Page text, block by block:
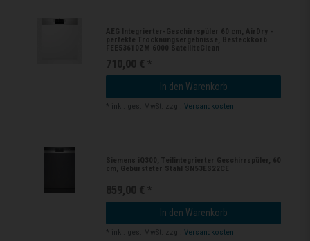
AEG Integrierter-Geschirrspüler 60 cm, AirDry -
perfekte Trocknungsergebnisse, Besteckkorb
FEE53610ZM 6000 SatelliteClean
710,00 € *
In den Warenkorb
* inkl. ges. MwSt. zzgl.Versandkosten
Siemens iQ300, Teilintegrierter Geschirrspüler, 60
cm, Gebürsteter Stahl SN53ES22CE
859,00 € *
In den Warenkorb
* inkl. ges. MwSt. zzgl.Versandkosten